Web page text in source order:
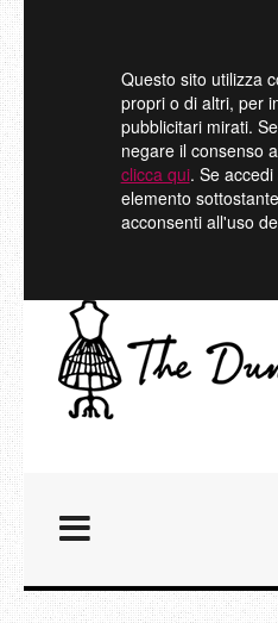
Questo sito utilizza
propri o di altri, per
pubblicitari mirati.
negare il consenso
clicca qui. Se
elemento
acconsenti all'uso